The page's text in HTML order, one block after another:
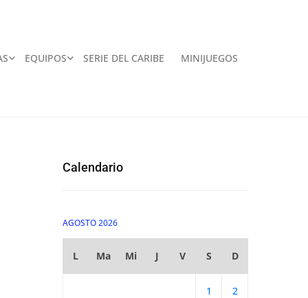
EQUIPOS SERIE DEL CARIBE MINIJUEGOS
Calendario
AGOSTO 2026
L Ma Mi J V S D
1 2